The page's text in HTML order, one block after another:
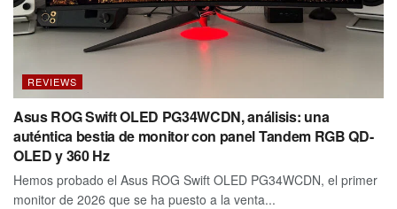
REVIEWS
Asus ROG Swift OLED PG34WCDN, análisis: una
auténtica bestia de monitor con panel Tandem RGB QD-
OLED y 360 Hz
Hemos probado el Asus ROG Swift OLED PG34WCDN, el primer
monitor de 2026 que se ha puesto a la venta...